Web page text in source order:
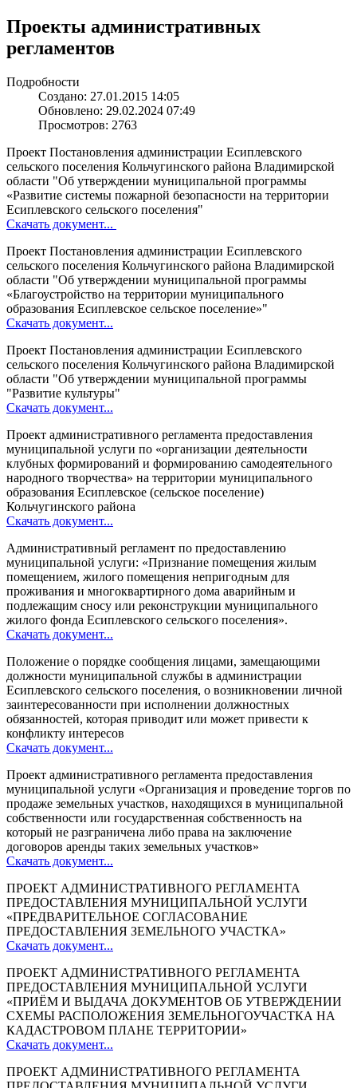
Проекты административных
регламентов
Подробности
Создано: 27.01.2015 14:05
Обновлено: 29.02.2024 07:49
Просмотров: 2763
Проект Постановления администрации Есиплевского
сельского поселения Кольчугинского района Владимирской
области "Об утверждении муниципальной программы
«Развитие системы пожарной безопасности на территории
Есиплевского сельского поселения"
Скачать документ...
Проект Постановления администрации Есиплевского
сельского поселения Кольчугинского района Владимирской
области "Об утверждении муниципальной программы
«Благоустройство на территории муниципального
образования Есиплевское сельское поселение»"
Скачать документ...
Проект Постановления администрации Есиплевского
сельского поселения Кольчугинского района Владимирской
области "Об утверждении муниципальной программы
"Развитие культуры"
Скачать документ...
Проект административного регламента предоставления
муниципальной услуги по «организации деятельности
клубных формирований и формированию самодеятельного
народного творчества» на территории муниципального
образования Есиплевское (сельское поселение)
Кольчугинского района
Скачать документ...
Административный регламент по предоставлению
муниципальной услуги: «Признание помещения жилым
помещением, жилого помещения непригодным для
проживания и многоквартирного дома аварийным и
подлежащим сносу или реконструкции муниципального
жилого фонда Есиплевского сельского поселения».
Скачать документ...
Положение о порядке сообщения лицами, замещающими
должности муниципальной службы в администрации
Есиплевского сельского поселения, о возникновении личной
заинтересованности при исполнении должностных
обязанностей, которая приводит или может привести к
конфликту интересов
Скачать документ...
Проект административного регламента предоставления
муниципальной услуги «Организация и проведение торгов по
продаже земельных участков, находящихся в муниципальной
собственности или государственная собственность на
который не разграничена либо права на заключение
договоров аренды таких земельных участков»
Скачать документ...
ПРОЕКТ АДМИНИСТРАТИВНОГО РЕГЛАМЕНТА
ПРЕДОСТАВЛЕНИЯ МУНИЦИПАЛЬНОЙ УСЛУГИ
«ПРЕДВАРИТЕЛЬНОЕ СОГЛАСОВАНИЕ
ПРЕДОСТАВЛЕНИЯ ЗЕМЕЛЬНОГО УЧАСТКА»
Скачать документ...
ПРОЕКТ АДМИНИСТРАТИВНОГО РЕГЛАМЕНТА
ПРЕДОСТАВЛЕНИЯ МУНИЦИПАЛЬНОЙ УСЛУГИ
«ПРИЁМ И ВЫДАЧА ДОКУМЕНТОВ ОБ УТВЕРЖДЕНИИ
СХЕМЫ РАСПОЛОЖЕНИЯ ЗЕМЕЛЬНОГОУЧАСТКА НА
КАДАСТРОВОМ ПЛАНЕ ТЕРРИТОРИИ»
Скачать документ...
ПРОЕКТ АДМИНИСТРАТИВНОГО РЕГЛАМЕНТА